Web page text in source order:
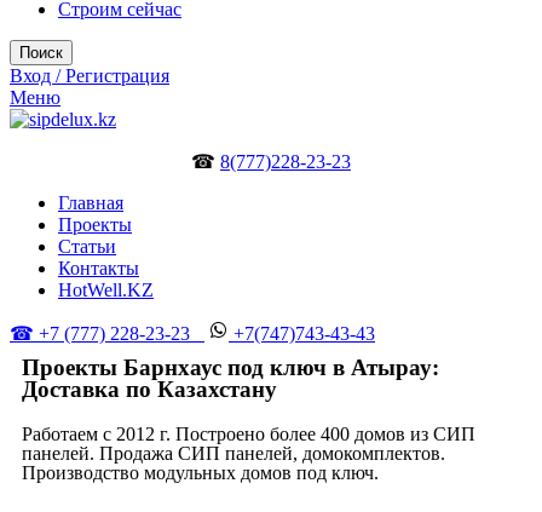
Строим сейчас
Поиск
Вход / Регистрация
Меню
☎ 8(777)228-23-23
Главная
Проекты
Статьи
Контакты
HotWell.KZ
☎ +7 (777) 228-23-23 +7(747)743-43-43
Проекты Барнхаус под ключ в Атырау:
Доставка по Казахстану
Работаем с 2012 г. Построено более 400 домов из СИП
панелей. Продажа СИП панелей, домокомплектов.
Производство модульных домов под ключ.